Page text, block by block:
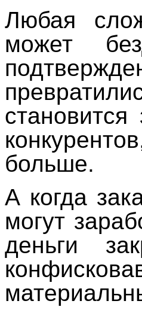
Любая
может
больше.
А когда
могут
деньги